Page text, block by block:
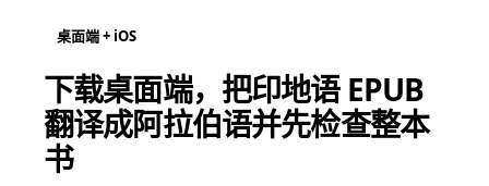
桌面端 + iOS
下载桌面端，把印地语 EPUB
翻译成阿拉伯语并先检查整本
书